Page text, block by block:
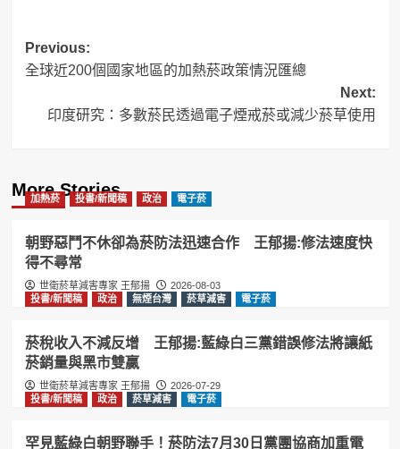
Post
navigation
Previous:
全球近200個國家地區的加熱菸政策情況匯總
Next:
印度研究：多數菸民透過電子煙戒菸或減少菸草使用
More Stories
加熱菸 投書/新聞稿 政治 電子菸
朝野惡鬥不休卻為菸防法迅速合作 王郁揚:修法速度快
得不尋常
世衛菸草減害專家 王郁揚
2026-08-03
投書/新聞稿
政治 無煙台灣 菸草減害 電子菸
菸稅收入不減反增 王郁揚:藍綠白三黨錯誤修法將讓紙
菸銷量與黑市雙贏
世衛菸草減害專家 王郁揚
2026-07-29
投書/新聞稿
政治 菸草減害 電子菸
罕見藍綠白朝野聯手！菸防法7月30日黨團協商加重電